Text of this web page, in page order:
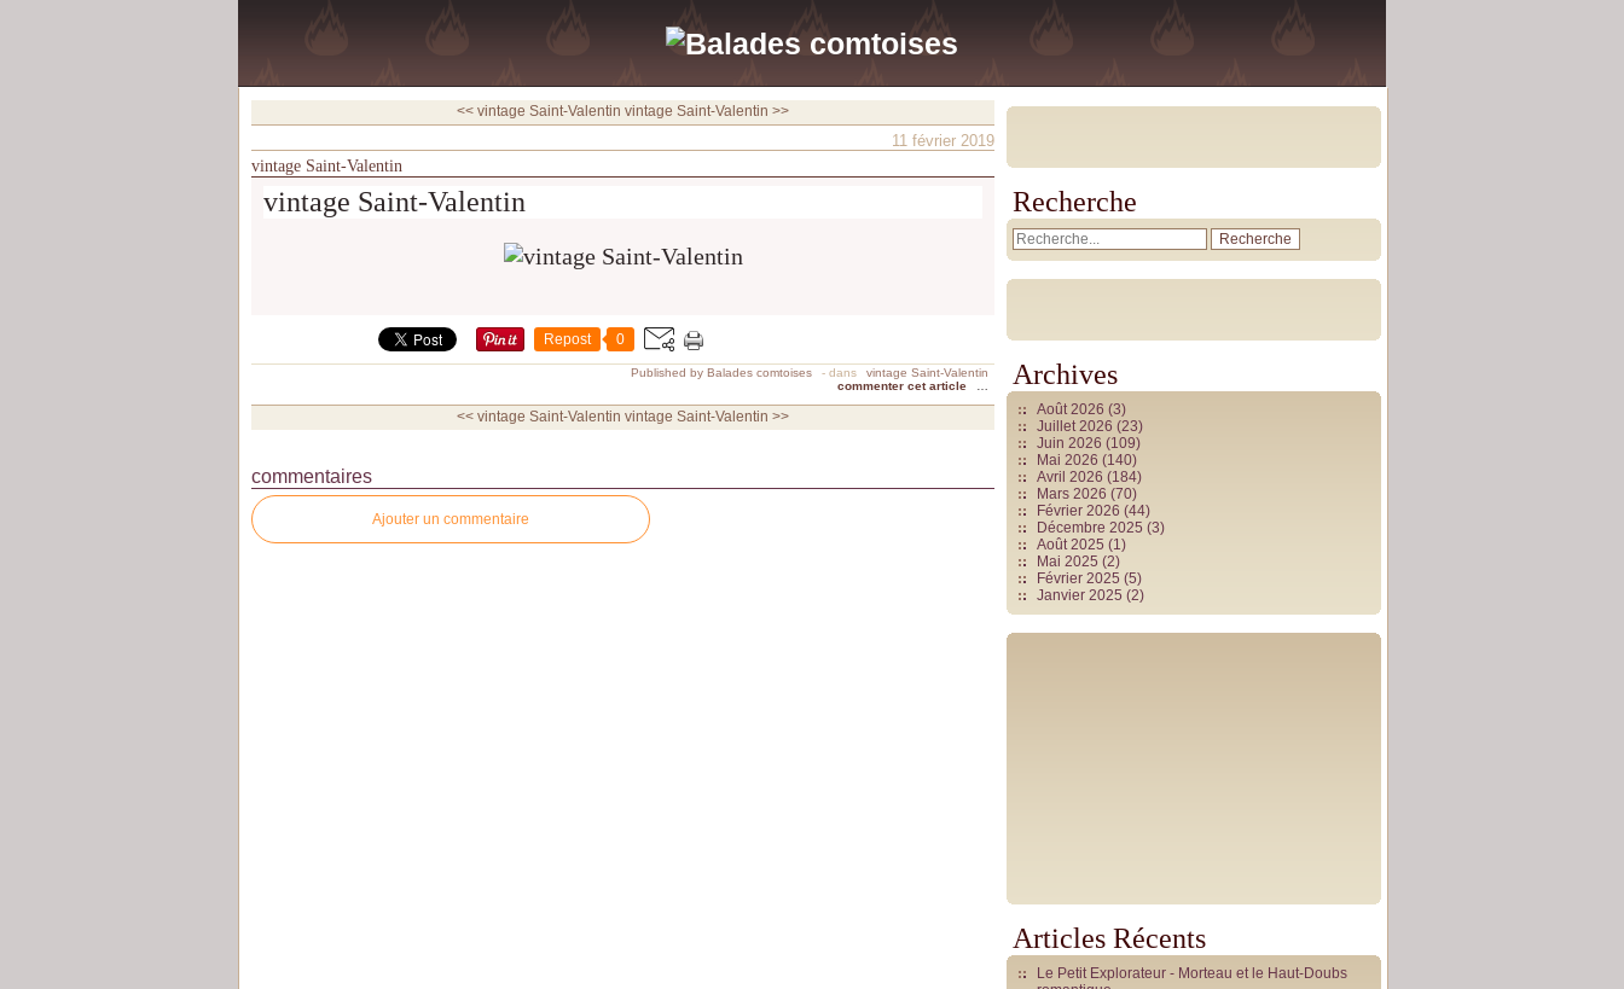
<< vintage Saint-Valentin vintage Saint-Valentin >>
11 février 2019
vintage Saint-Valentin
vintage Saint-Valentin
Repost 0
Published by Balades comtoises - dans
vintage Saint-Valentin
commenter cet article
<< vintage Saint-Valentin vintage Saint-Valentin >>
commentaires
Ajouter un commentaire
Recherche
Archives
Août 2026 (3)
Juillet 2026 (23)
Juin 2026 (109)
Mai 2026 (140)
Avril 2026 (184)
Mars 2026 (70)
Février 2026 (44)
Décembre 2025 (3)
Août 2025 (1)
Mai 2025 (2)
Février 2025 (5)
Janvier 2025 (2)
Articles Récents
Le Petit Explorateur - Morteau et le Haut-Doubs